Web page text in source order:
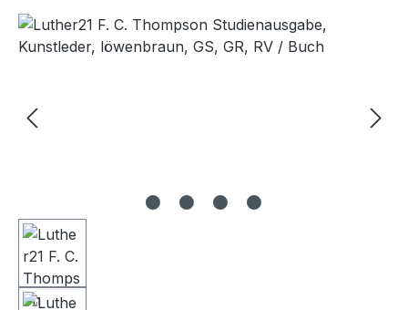
Bildergalerie überspringen